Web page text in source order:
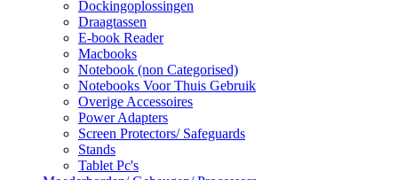
Dockingoplossingen
Draagtassen
E-book Reader
Macbooks
Notebook (non Categorised)
Notebooks Voor Thuis Gebruik
Overige Accessoires
Power Adapters
Screen Protectors/ Safeguards
Stands
Tablet Pc's